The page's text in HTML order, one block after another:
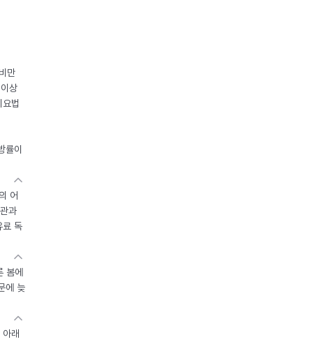
만
상
법
률이
어
과
료 독
봄에
에 늦
래